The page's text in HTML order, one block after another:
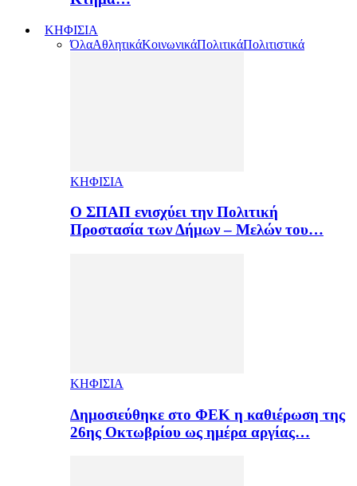
ΚΗΦΙΣΙΑ
ΌλαΑθλητικάΚοινωνικάΠολιτικάΠολιτιστικά
ΚΗΦΙΣΙΑ
Ο ΣΠΑΠ ενισχύει την Πολιτική
Προστασία των Δήμων – Μελών του…
ΚΗΦΙΣΙΑ
Δημοσιεύθηκε στο ΦΕΚ η καθιέρωση της
26ης Οκτωβρίου ως ημέρα αργίας…